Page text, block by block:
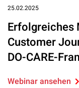
25.02.2025
Erfolgreiches
Customer
DO-CARE-
Webinar ansehen